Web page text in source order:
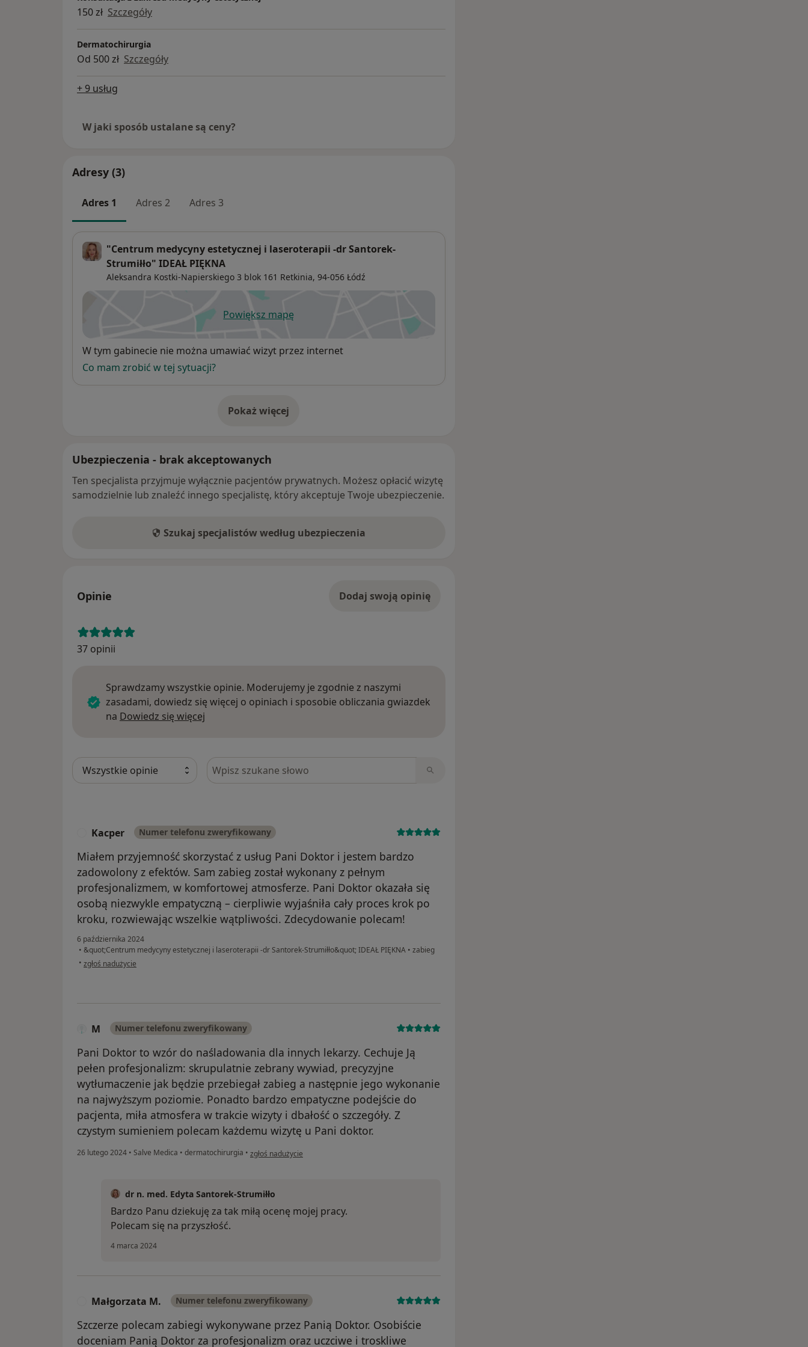
150 zł Szczegóły
Dermatochirurgia
Od 500 zł Szczegóły
+ 9 usług
W jaki sposób ustalane są ceny?
Adresy (3)
Adres 1 Adres 2 Adres 3
"Centrum medycyny estetycznej i laseroterapii -dr Santorek-
Strumiłło" IDEAŁ PIĘKNA
Aleksandra Kostki-Napierskiego 3 blok 161 Retkinia, 94-056 Łódź
Powiększ mapęotwiera się w nowej karcie
Dostępność
W tym gabinecie nie można umawiać wizyt przez internet
Co mam zrobić w tej sytuacji?
Pokaż więcej
o adresie
Ubezpieczenia - brak akceptowanych
Ten specjalista przyjmuje wyłącznie pacjentów prywatnych. Możesz opłacić wizytę
samodzielnie lub znaleźć innego specjalistę, który akceptuje Twoje ubezpieczenie.
Szukaj specjalistów według ubezpieczenia
Opinie Dodaj swoją opinię
37 opinii
Sprawdzamy wszystkie opinie. Moderujemy je zgodnie z naszymi
zasadami, dowiedz się więcej o opiniach i sposobie obliczania gwiazdek
na Dowiedz się więcej
Szukaj w opiniach
Kacper Numer telefonu zweryfikowany
Miałem przyjemność skorzystać z usług Pani Doktor i jestem bardzo
zadowolony z efektów. Sam zabieg został wykonany z pełnym
profesjonalizmem, w komfortowej atmosferze. Pani Doktor okazała się
osobą niezwykle empatyczną – cierpliwie wyjaśniła cały proces krok po
kroku, rozwiewając wszelkie wątpliwości. Zdecydowanie polecam!
6 października 2024
• &quot;Centrum medycyny estetycznej i laseroterapii -dr Santorek-Strumiłło&quot; IDEAŁ PIĘKNA • zabieg
• w opinii użytkownika Kacper
zgłoś nadużycie
M Numer telefonu zweryfikowany
Pani Doktor to wzór do naśladowania dla innych lekarzy. Cechuje Ją
pełen profesjonalizm: skrupulatnie zebrany wywiad, precyzyjne
wytłumaczenie jak będzie przebiegał zabieg a następnie jego wykonanie
na najwyższym poziomie. Ponadto bardzo empatyczne podejście do
pacjenta, miła atmosfera w trakcie wizyty i dbałość o szczegóły. Z
czystym sumieniem polecam każdemu wizytę u Pani doktor.
26 lutego 2024 • Salve Medica • dermatochirurgia • w opinii użytkownika M
zgłoś nadużycie
dr n. med. Edyta Santorek-Strumiłło
Bardzo Panu dziekuję za tak miłą ocenę mojej pracy.
Polecam się na przyszłość.
4 marca 2024
Małgorzata M. Numer telefonu zweryfikowany
Szczerze polecam zabiegi wykonywane przez Panią Doktor. Osobiście
doceniam Panią Doktor za profesjonalizm oraz uczciwe i troskliwe